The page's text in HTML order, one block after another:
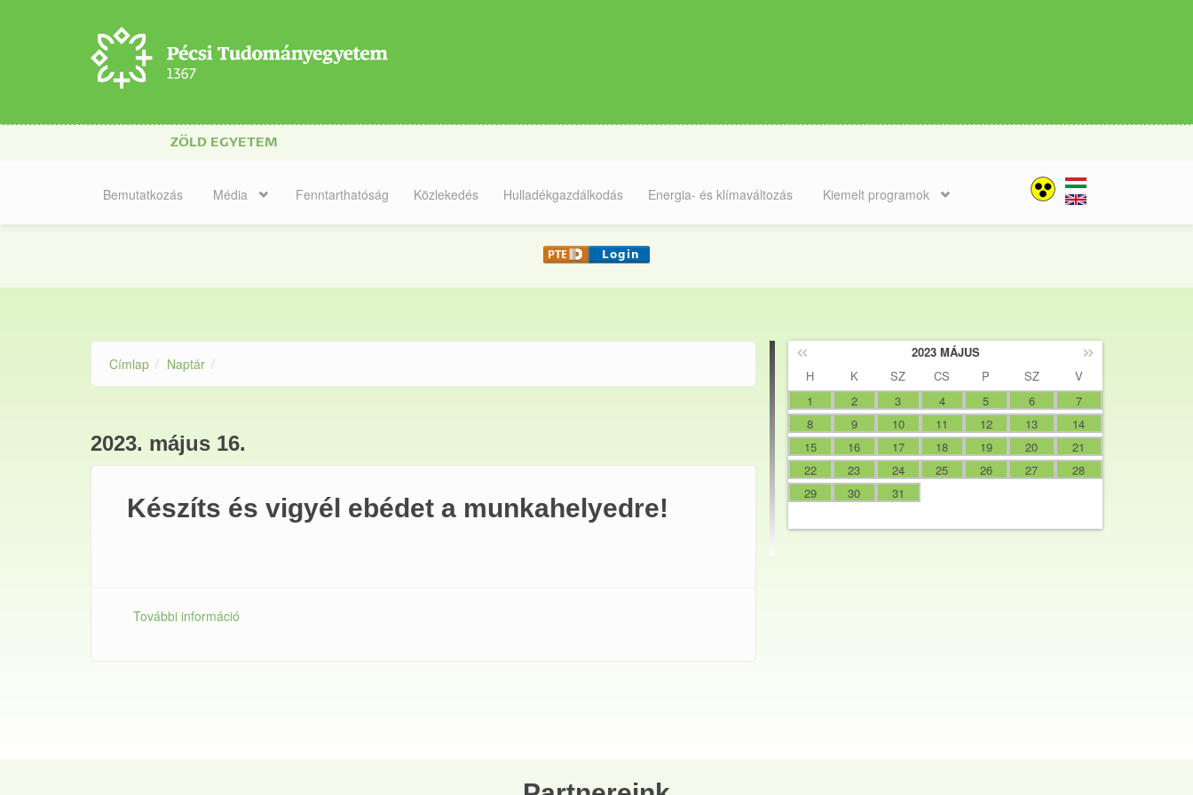
ZÖLD EGYETEM
Bemutatkozás Média Fenntarthatóság Közlekedés Hulladékgazdálkodás Energia- és klímaváltozás Kiemelt programok
Címlap Naptár
2023. május 16.
Készíts és vigyél ebédet a munkahelyedre!
További információ
H K SZ CS P SZ
V
1
2 3 4 5 6
7
8
9 10 11 12 13
14
15
16 17 18 19 20
21
22
23 24 25 26 27
28
29
30 31
2023 MÁJUS